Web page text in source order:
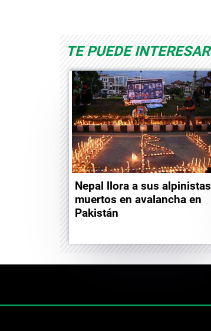
TE PUEDE INTERESAR
Nepal llora a sus alpinistas
muertos en avalancha en
Pakistán